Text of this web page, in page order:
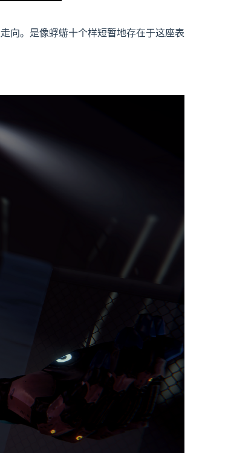
向。是像蜉蝣十个样短暂地存在于这座表